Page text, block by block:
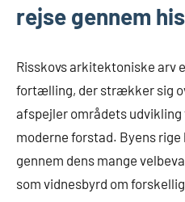
rejse gennem
Risskovs arkitektoniske arv
fortælling, der strækker sig
afspejler områdets udvikling
moderne forstad. Byens
gennem dens mange
som vidnesbyrd om